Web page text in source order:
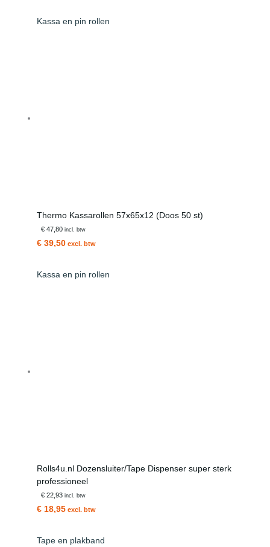
Kassa en pin rollen
Thermo Kassarollen 57x65x12 (Doos 50 st)
€ 47,80incl. btw
€ 39,50 excl. btw
Kassa en pin rollen
Rolls4u.nl Dozensluiter/Tape Dispenser super sterk
professioneel
€ 22,93incl. btw
€ 18,95 excl. btw
Tape en plakband